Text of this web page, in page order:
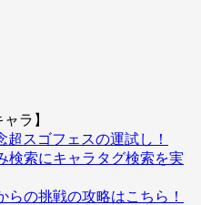
ラ】
超スゴフェスの運試し！
検索にキャラタグ検索を実
らの挑戦の攻略はこちら！